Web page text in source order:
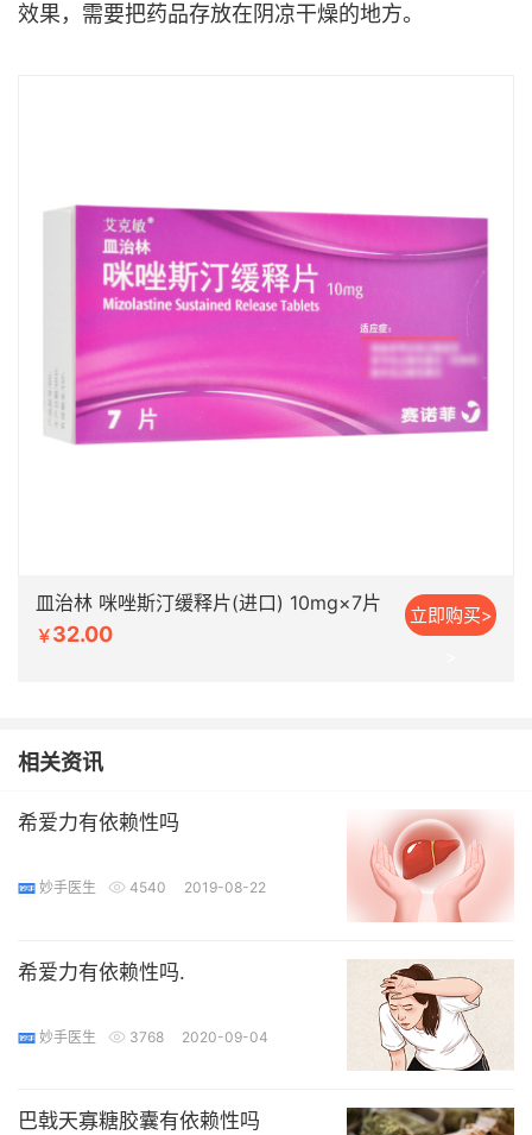
效果，需要把药品存放在阴凉干燥的地方。
皿治林 咪唑斯汀缓释片(进口) 10mg×7片
￥32.00
立即购买>
相关资讯
希爱力有依赖性吗
妙手医生 4540 2019-08-22
希爱力有依赖性吗.
妙手医生 3768 2020-09-04
巴戟天寡糖胶囊有依赖性吗